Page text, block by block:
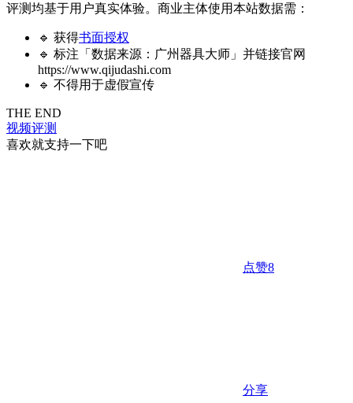
评测均基于用户真实体验。商业主体使用本站数据需：
🔹 获得书面授权
🔹 标注「数据来源：广州器具大师」并链接官网
https://www.qijudashi.com
🔹 不得用于虚假宣传
THE END
视频评测
喜欢就支持一下吧
点赞8
分享